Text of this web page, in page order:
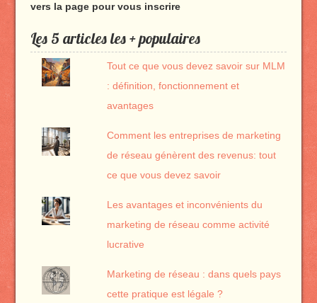
vers la page pour vous inscrire
Les 5 articles les + populaires
Tout ce que vous devez savoir sur MLM
: définition, fonctionnement et
avantages
Comment les entreprises de marketing
de réseau génèrent des revenus: tout
ce que vous devez savoir
Les avantages et inconvénients du
marketing de réseau comme activité
lucrative
Marketing de réseau : dans quels pays
cette pratique est légale ?